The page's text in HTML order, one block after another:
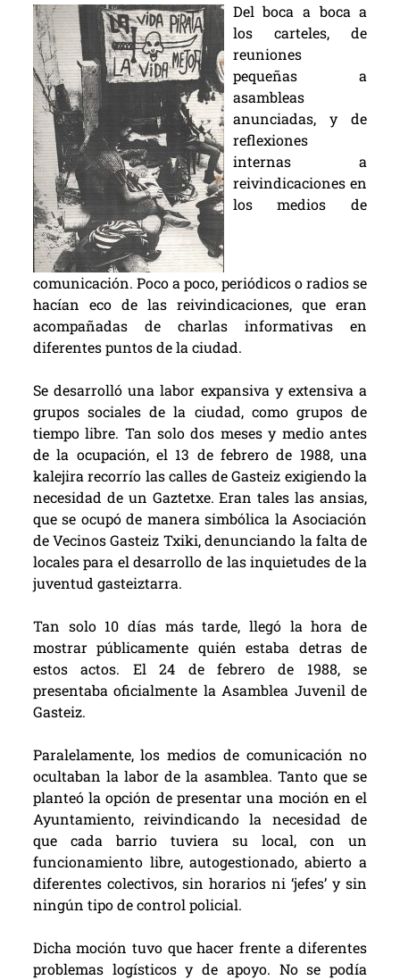
Del boca a boca a
los carteles, de
reuniones
pequeñas a
asambleas
anunciadas, y de
reflexiones
internas a
reivindicaciones en
los medios de
comunicación. Poco a poco, periódicos o radios se
hacían eco de las reivindicaciones, que eran
acompañadas de charlas informativas en
diferentes puntos de la ciudad.
Se desarrolló una labor expansiva y extensiva a
grupos sociales de la ciudad, como grupos de
tiempo libre. Tan solo dos meses y medio antes
de la ocupación, el 13 de febrero de 1988, una
kalejira recorrío las calles de Gasteiz exigiendo la
necesidad de un Gaztetxe. Eran tales las ansias,
que se ocupó de manera simbólica la Asociación
de Vecinos Gasteiz Txiki, denunciando la falta de
locales para el desarrollo de las inquietudes de la
juventud gasteiztarra.
Tan solo 10 días más tarde, llegó la hora de
mostrar públicamente quién estaba detras de
estos actos. El24 de febrerode 1988, se
presentaba oficialmente la Asamblea Juvenil de
Gasteiz.
Paralelamente, los medios de comunicación no
ocultaban la labor de la asamblea. Tanto que se
planteó la opción de presentar una moción en el
Ayuntamiento, reivindicando la necesidad de
que cada barrio tuviera su local, con un
funcionamiento libre, autogestionado, abierto a
diferentes colectivos, sin horarios ni ‘jefes’ y sin
ningún tipo de control policial.
Dicha moción tuvo que hacer frente a diferentes
problemas logísticos y de apoyo. No se podía